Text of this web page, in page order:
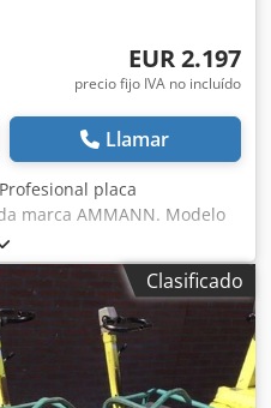
EUR 2.197
precio fijo IVA no incluído
Llamar
placa
marca AMMANN. Modelo
motor diésel HATZ de 5
a trabajos profesionales de
carreteras, así como para
lechos de arena y
mecánico, robusta
visual acorde con las
Djdoy Sifyspfx Aifekr Datos
Clasificado